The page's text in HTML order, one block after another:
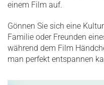
einem Film auf.
Gönnen Sie sich eine
Familie oder Freunden
während dem Film
man perfekt entspannen